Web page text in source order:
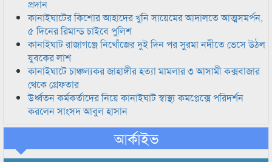
প্রদান
কানাইঘাটের কিশোর আহাদের খুনি সায়েমের আদালতে আত্মসমর্পন,
৫ দিনের রিমান্ড চাইবে পুলিশ
কানাইঘাট রাজাগঞ্জে নিখোঁজের দুই দিন পর সুরমা নদীতে ভেসে উঠল
যুবকের লাশ
কানাইঘাটে চাঞ্চল্যকর জাহাঙ্গীর হত্যা মামলার ৩ আসামী কক্সবাজার
থেকে গ্রেফতার
উর্ধ্বতন কর্মকর্তাদের নিয়ে কানাইঘাট স্বাস্থ্য কমপ্লেক্সে পরিদর্শন
করলেন সাংসদ আবুল হাসান
আর্কাইভ